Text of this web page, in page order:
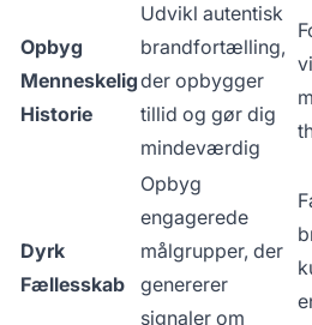
Opbyg
Menneskelig
Historie
Udvikl autentisk
brandfortælling,
der opbygger
tillid og gør dig
mindeværdig
Dyrk
Fællesskab
Opbyg
engagerede
målgrupper, der
genererer
signaler om